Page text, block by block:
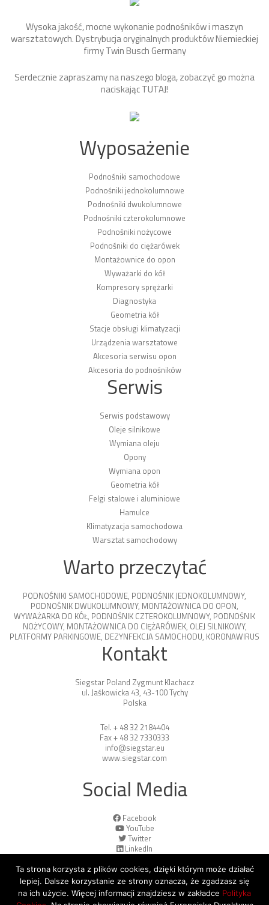
Wysoka jakość, mocne wykonanie podnośników i maszyn
warsztatowych. Dystrybucja oryginalnych produktów Niemieckiej
firmy Twin Busch Germany
Serdecznie zapraszamy na naszego bloga, zobaczyć go można
naciskającTUTAJ!
Wyposażenie
Podnośniki samochodowe
Podnośniki jednokolumnowe
Podnośniki dwukolumnowe
Podnośniki czterokolumnowe
Podnośniki nożycowe
Podnośniki do ciężarówek
Montażownice do opon
Wyważarki do kół
Kompresory sprężarki
Diagnostyka
Geometria kół
Stacje obsługi klimatyzacji
Urządzenia warsztatowe
Akcesoria serwisu opon
Akcesoria do podnośników
Serwis
Serwis podstawowy
Oleje silnikowe
Wymiana oleju
Opony
Wymiana opon
Geometria kół
Felgi stalowe i aluminiowe
Hamulce
Klimatyzacja samochodowa
Warsztat samochodowy
Warto przeczytać
PODNOŚNIKI SAMOCHODOWE, PODNOŚNIK JEDNOKOLUMNOWY,
PODNOŚNIK DWUKOLUMNOWY, MONTAŻOWNICA DO OPON,
WYWAŻARKA DO KÓŁ, PODNOŚNIK CZTEROKOLUMNOWY, PODNOŚNIK
NOŻYCOWY, MONTAŻOWNICA DO CIĘŻARÓWEK, OLEJ SILNIKOWY,
PLATFORMY PARKINGOWE, DEZYNFEKCJA SAMOCHODU, KORONAWIRUS
Kontakt
Siegstar Poland Zygmunt Klachacz
ul. Jaśkowicka 43, 43-100 Tychy
Polska
Tel. + 48 32 2184404
Fax + 48 32 7330333
info@siegstar.eu
www.siegstar.com
Social Media
Facebook
YouTube
Twitter
LinkedIn
Ta strona korzysta z plików cookies, dzięki którym może działać
lepiej. Dalsze korzystanie ze strony oznacza, że zgadzasz się
na ich użycie. Więcej informacji znajdziesz w zakładce Polityka